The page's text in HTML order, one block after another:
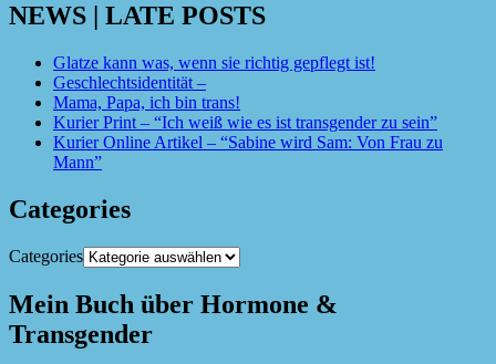
NEWS | LATE POSTS
Glatze kann was, wenn sie richtig gepflegt ist!
Geschlechtsidentität –
Mama, Papa, ich bin trans!
Kurier Print – “Ich weiß wie es ist transgender zu sein”
Kurier Online Artikel – “Sabine wird Sam: Von Frau zu
Mann”
Categories
Categories
Mein Buch über Hormone &
Transgender